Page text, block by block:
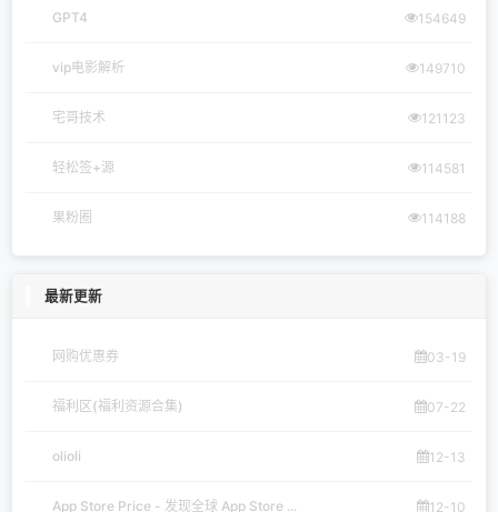
GPT4 154649
vip电影解析 149710
宅哥技术 121123
轻松签+源 114581
果粉圈 114188
最新更新
网购优惠券 03-19
福利区(福利资源合集) 07-22
olioli 12-13
App Store Price - 发现全球 App Store ... 12-10